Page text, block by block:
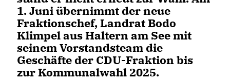
1. Juni übernimmt der neue
Fraktionschef, Landrat Bodo
Klimpel aus Haltern am See mit
seinem Vorstandsteam die
Geschäfte der CDU-Fraktion bis
zur Kommunalwahl 2025.